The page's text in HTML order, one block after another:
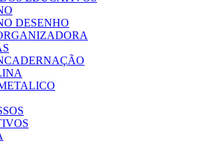
DESENHO